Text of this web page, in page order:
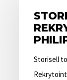
Philipsille
Storisell